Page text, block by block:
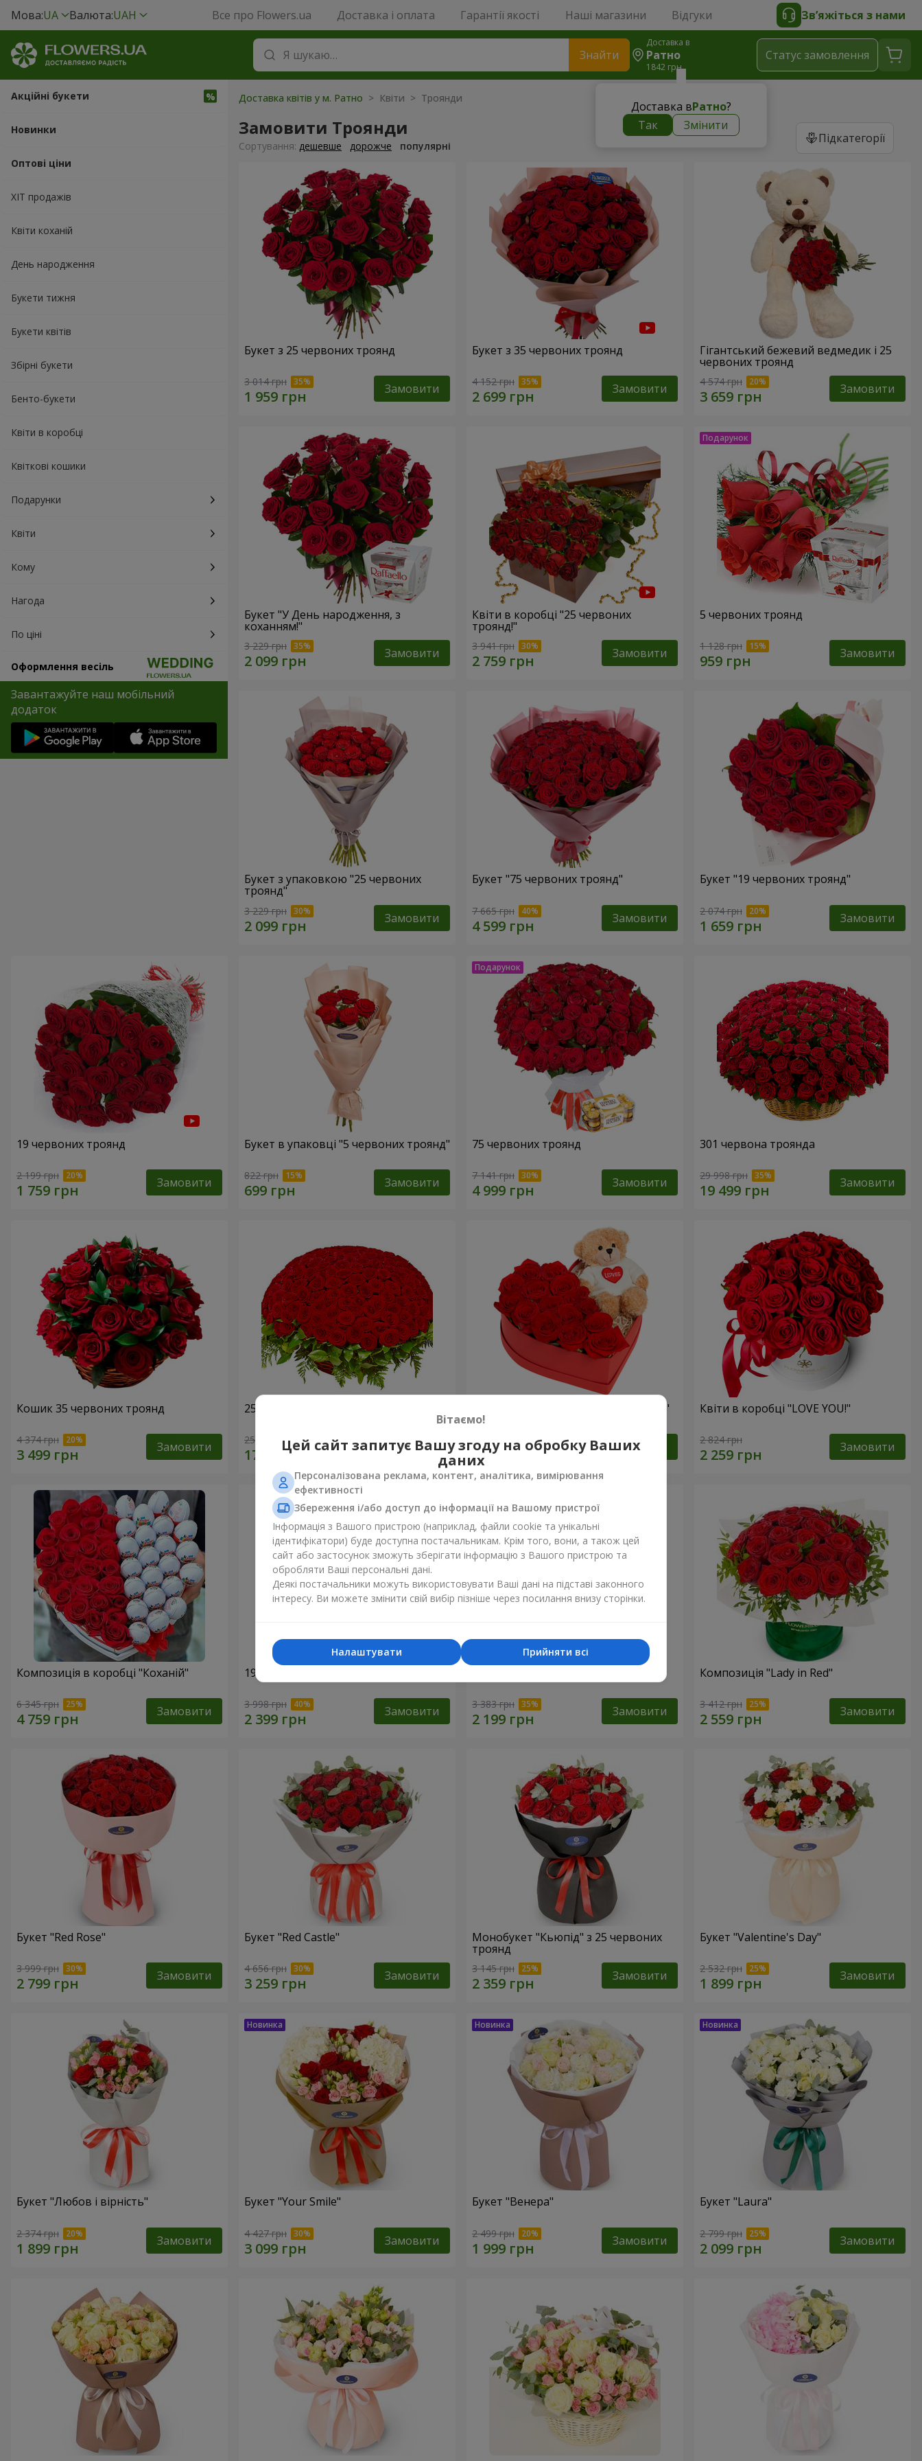
Мова:UA Валюта:UAH Все про Flowers.ua Доставка і оплата Гарантії якості Наші магазини Відгуки Зв’яжіться з нами
Знайти
Доставка в
Ратно
1842 грн
Доставка вРатно?
Так
Змінити
Статус замовлення
Акційні букети
Новинки
Оптові ціни
ХІТ продажів
Квіти коханій
День народження
Букети тижня
Букети квітів
Збірні букети
Бенто-букети
Квіти в коробці
Квіткові кошики
Подарунки
Квіти
Кому
Нагода
По ціні
Оформлення весіль
Завантажуйте наш мобільний
додаток
Доставка квітів у м. Ратно > Квіти > Троянди
Замовити Троянди Підкатегорії
Сортування: дешевше дорожче популярні
Букет з 25 червоних троянд
3 014 грн Замовити
Букет з 35 червоних троянд
4 152 грн Замовити
Гігантський бежевий ведмедик і 25
червоних троянд
4 574 грн Замовити
Букет "У День народження, з
коханням!"
3 229 грн Замовити
Квіти в коробці "25 червоних
троянд!"
3 941 грн Замовити
5 червоних троянд
1 128 грн Замовити
Букет з упаковкою "25 червоних
троянд"
3 229 грн Замовити
Букет "75 червоних троянд"
7 665 грн Замовити
Букет "19 червоних троянд"
2 074 грн Замовити
19 червоних троянд
2 199 грн Замовити
Букет в упаковці "5 червоних троянд"
822 грн Замовити
75 червоних троянд
7 141 грн Замовити
301 червона троянда
29 998 грн Замовити
Кошик 35 червоних троянд
4 374 грн Замовити
251 червона троянда
25 570 грн Замовити
Композиція "Зворушливий презент"
2 332 грн Замовити
Квіти в коробці "LOVE YOU!"
2 824 грн Замовити
Композиція в коробці "Коханій"
6 345 грн Замовити
19 червоних троянд з Пандою
3 998 грн Замовити 3 383 грн Замовити
Композиція "Lady in Red"
3 412 грн Замовити
Букет "Red Rose"
3 999 грн Замовити
Букет "Red Castle"
4 656 грн Замовити
Монобукет "Кьюпід" з 25 червоних
троянд
3 145 грн Замовити
Букет "Valentine's Day"
2 532 грн Замовити
Букет "Любов і вірність"
2 374 грн Замовити
Букет "Your Smile"
4 427 грн Замовити
Букет "Венера"
2 499 грн Замовити
Букет "Laura"
2 799 грн Замовити
Вітаємо!
Цей сайт запитує Вашу згоду на обробку Ваших
даних
Персоналізована реклама, контент, аналітика, вимірювання
ефективності
Збереження і/або доступ до інформації на Вашому пристрої
Інформація з Вашого пристрою (наприклад, файли cookie та унікальні
ідентифікатори) буде доступна постачальникам. Крім того, вони, а також цей
сайт або застосунок зможуть зберігати інформацію з Вашого пристрою та
обробляти Ваші персональні дані.
Деякі постачальники можуть використовувати Ваші дані на підставі законного
інтересу. Ви можете змінити свій вибір пізніше через посилання внизу сторінки.
Прийняти всі
Налаштувати